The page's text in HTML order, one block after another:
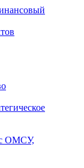
с ОМСУ,